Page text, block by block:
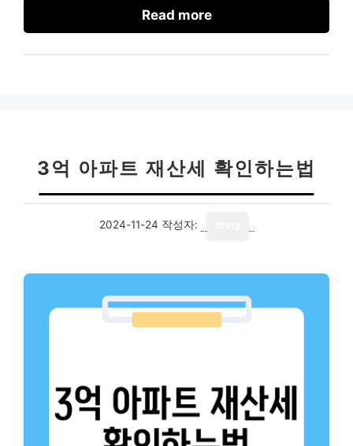
Read more
3억 아파트 재산세 확인하는법
2024-11-24 작성자: